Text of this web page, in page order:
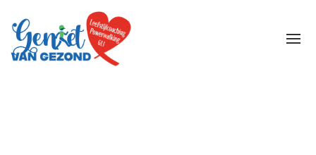
Over mij
Leefstijlcoaching